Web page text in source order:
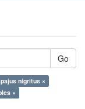
Go
nigritus ×
×